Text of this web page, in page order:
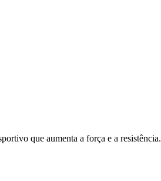
que aumenta a força e a resistência.